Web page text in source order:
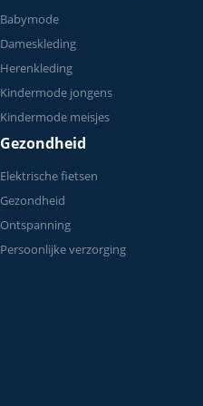
Babymode
Dameskleding
Herenkleding
Kindermode jongens
Kindermode meisjes
Gezondheid
Elektrische fietsen
Gezondheid
Ontspanning
Persoonlijke verzorging